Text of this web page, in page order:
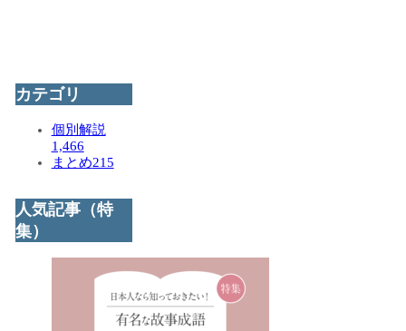
カテゴリ
個別解説
1,466
まとめ215
人気記事（特
集）